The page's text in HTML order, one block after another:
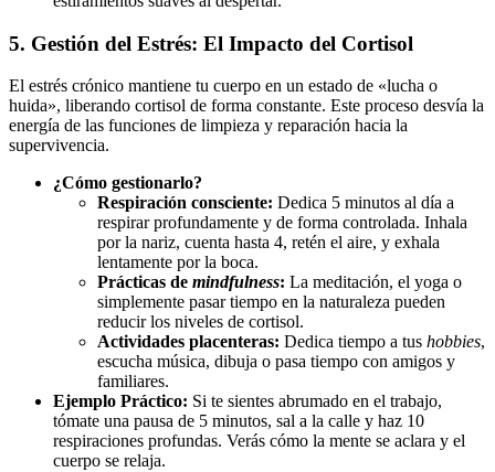
5. Gestión del Estrés: El Impacto del Cortisol
El estrés crónico mantiene tu cuerpo en un estado de «lucha o
huida», liberando cortisol de forma constante. Este proceso desvía la
energía de las funciones de limpieza y reparación hacia la
supervivencia.
¿Cómo gestionarlo?
Respiración consciente: Dedica 5 minutos al día a
respirar profundamente y de forma controlada. Inhala
por la nariz, cuenta hasta 4, retén el aire, y exhala
lentamente por la boca.
Prácticas de mindfulness: La meditación, el yoga o
simplemente pasar tiempo en la naturaleza pueden
reducir los niveles de cortisol.
Actividades placenteras: Dedica tiempo a tus hobbies,
escucha música, dibuja o pasa tiempo con amigos y
familiares.
Ejemplo Práctico: Si te sientes abrumado en el trabajo,
tómate una pausa de 5 minutos, sal a la calle y haz 10
respiraciones profundas. Verás cómo la mente se aclara y el
cuerpo se relaja.